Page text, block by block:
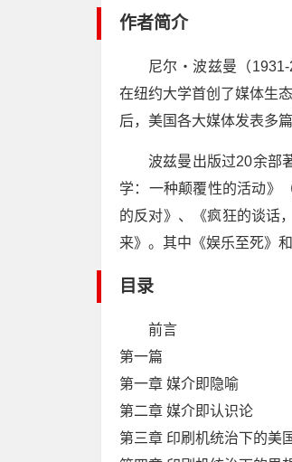
作者简介
尼尔・波兹曼（
在纽约大学首创了媒体生
后，美国各大媒体发表多
波兹曼出版过20余部
学：一种颠覆性的活动》
的反对》、《疯狂的谈话
来》。其中《娱乐至死》
目录
前言
第一篇
第一章 媒介即隐喻
第二章 媒介即认识论
第三章 印刷机统治下的美